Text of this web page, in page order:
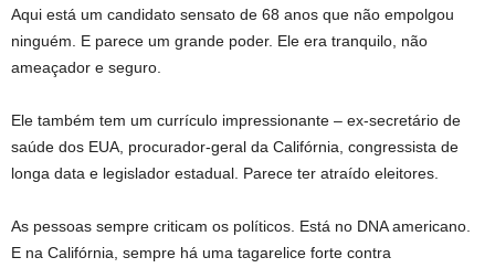
Aqui está um candidato sensato de 68 anos que não empolgou
ninguém. E parece um grande poder. Ele era tranquilo, não
ameaçador e seguro.
Ele também tem um currículo impressionante – ex-secretário de
saúde dos EUA, procurador-geral da Califórnia, congressista de
longa data e legislador estadual. Parece ter atraído eleitores.
As pessoas sempre criticam os políticos. Está no DNA americano.
E na Califórnia, sempre há uma tagarelice forte contra